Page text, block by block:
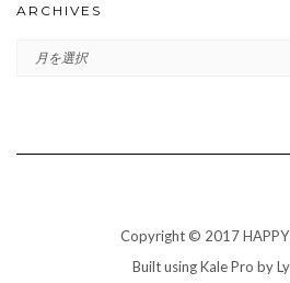
ARCHIVES
ARCHIVES
Copyright © 2017 HAPPY
Built usingKale Pro by